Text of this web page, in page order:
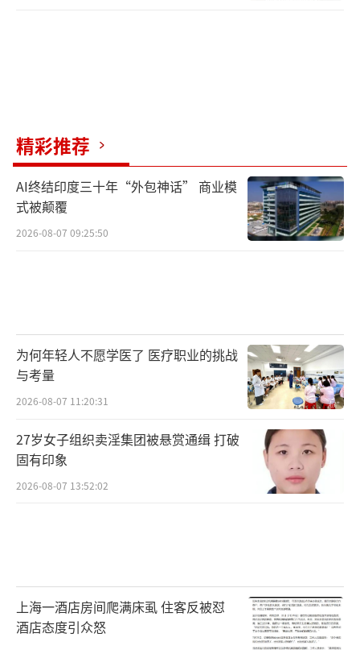
精彩推荐
AI终结印度三十年“外包神话” 商业模
式被颠覆
2026-08-07 09:25:50
为何年轻人不愿学医了 医疗职业的挑战
与考量
2026-08-07 11:20:31
27岁女子组织卖淫集团被悬赏通缉 打破
固有印象
2026-08-07 13:52:02
上海一酒店房间爬满床虱 住客反被怼
酒店态度引众怒